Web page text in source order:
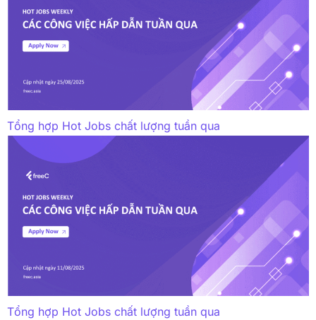
Tổng hợp Hot Jobs chất lượng tuần qua
Tổng hợp Hot Jobs chất lượng tuần qua